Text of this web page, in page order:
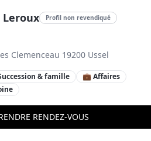
Leroux Profil non revendiqué
Clemenceau 19200 Ussel
& famille
💼 Affaires
RENDEZ-VOUS